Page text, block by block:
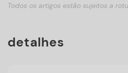
Todos os artigos estão sujeitos a
detalhes